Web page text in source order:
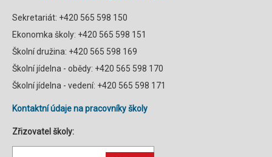
Sekretariát: +420 565 598 150
Ekonomka školy: +420 565 598 151
Školní družina: +420 565 598 169
Školní jídelna - obědy: +420 565 598 170
Školní jídelna - vedení: +420 565 598 171
Kontaktní údaje na pracovníky školy
Zřizovatel školy: